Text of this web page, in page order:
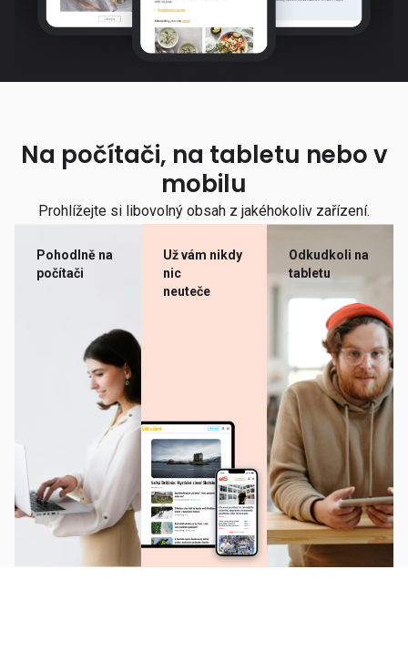
Na počítači, na tabletu nebo v
mobilu
Prohlížejte si libovolný obsah z jakéhokoliv zařízení.
Pohodlně na
počítači
Už vám nikdy
nic
neuteče
Odkudkoli na
tabletu